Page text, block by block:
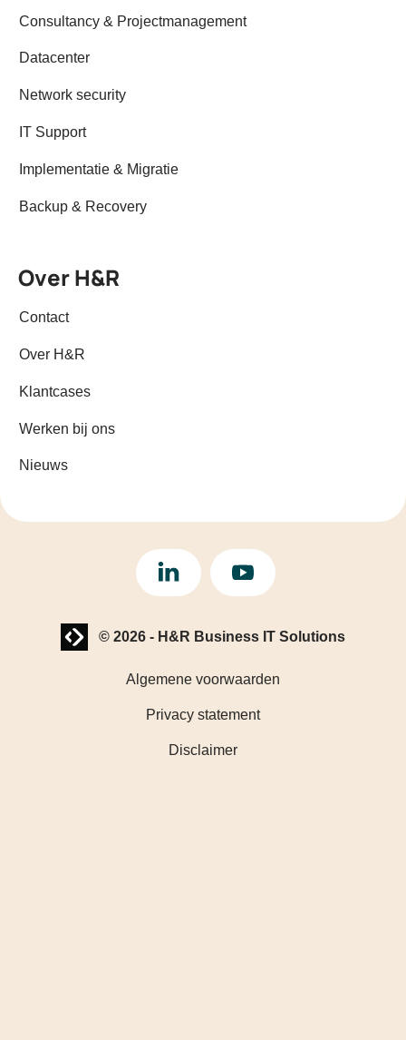
Consultancy & Projectmanagement
Datacenter
Network security
IT Support
Implementatie & Migratie
Backup & Recovery
Over H&R
Contact
Over H&R
Klantcases
Werken bij ons
Nieuws
Website laten maken? | Brthmrk
© 2026 - H&R Business IT Solutions
Algemene voorwaarden
Privacy statement
Disclaimer
LinkedIn YouTube